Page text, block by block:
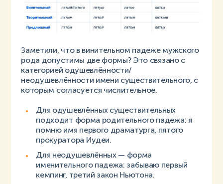
Заметили, что в винительном падеже мужского
рода допустимы две формы? Это связано с
категорией одушевлённости/
неодушевлённости имени существительного, с
которым согласуется числительное.
Для одушевлённых существительных
подходит форма родительного падежа: я
помню имя первого драматурга, пятого
прокуратора Иудеи.
Для неодушевлённых — форма
именительного падежа: забываю первый
кемпинг, третий закон Ньютона.